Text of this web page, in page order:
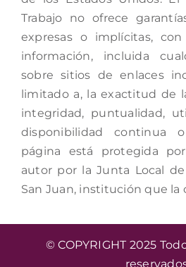
Trabajo no ofrece
expresas o implícitas,
información, incluida
sobre sitios de enlaces
limitado a, la exactitud de
integridad, puntualidad,
disponibilidad continua
página está protegida
autor por la Junta Local de
San Juan, institución que la
© COPYRIGHT 2025